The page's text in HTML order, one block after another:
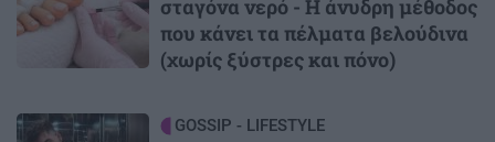
σταγόνα νερό - Η άνυδρη μέθοδος
που κάνει τα πέλματα βελούδινα
(χωρίς ξύστρες και πόνο)
Image GOSSIP - LIFESTYLE